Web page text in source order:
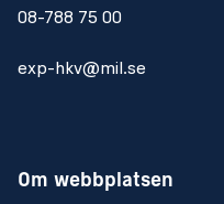
08-788 75 00
exp-hkv@mil.se
Om webbplatsen